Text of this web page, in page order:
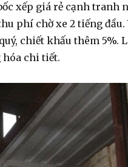
xếp giá rẻcạnh tranh
phí chờ xe 2 tiếng
chiết khấu thêm 5%.
hóachi tiết.